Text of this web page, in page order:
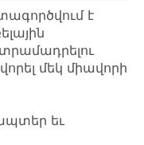
է
մեկ միավորի
եւ